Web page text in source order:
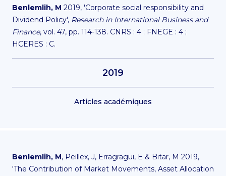
Benlemlih, M 2019, 'Corporate social responsibility and
Dividend Policy', Research in International Business and
Finance, vol. 47, pp. 114-138. CNRS : 4 ; FNEGE : 4 ;
HCERES : C.
2019
Articles académiques
Benlemlih, M, Peillex, J, Erragragui, E & Bitar, M 2019,
'The Contribution of Market Movements, Asset Allocation